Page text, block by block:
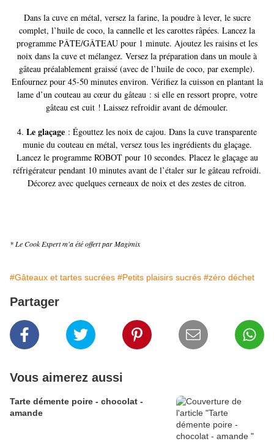
Dans la cuve en métal, versez la farine, la poudre à lever, le sucre
complet, l’huile de coco, la cannelle et les carottes râpées. Lancez la
programme PÂTE/GÂTEAU pour 1 minute. Ajoutez les raisins et les
noix dans la cuve et mélangez. Versez la préparation dans un moule à
gâteau préalablement graissé (avec de l’huile de coco, par exemple).
Enfournez pour 45-50 minutes environ. Vérifiez la cuisson en plantant la
lame d’un couteau au cœur du gâteau : si elle en ressort propre, votre
gâteau est cuit ! Laissez refroidir avant de démouler.
4. Le glaçage : Égouttez les noix de cajou. Dans la cuve transparente
munie du couteau en métal, versez tous les ingrédients du glaçage.
Lancez le programme ROBOT pour 10 secondes. Placez le glaçage au
réfrigérateur pendant 10 minutes avant de l’étaler sur le gâteau refroidi.
Décorez avec quelques cerneaux de noix et des zestes de citron.
* Le Cook Expert m'a été offert par Magimix
#Gâteaux et tartes sucrées #Petits plaisirs sucrés #zéro déchet
Partager
Vous aimerez aussi
Tarte démente poire - chocolat -
amande